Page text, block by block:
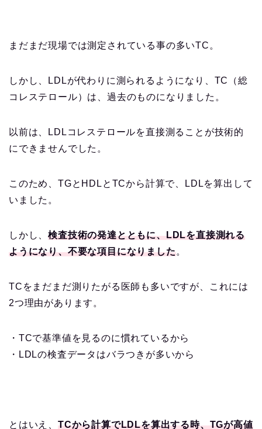
まだまだ現場では測定されている事の多いTC。
しかし、LDLが代わりに測られるようになり、TC（総
コレステロール）は、過去のものになりました。
以前は、LDLコレステロールを直接測ることが技術的
にできませんでした。
このため、TGとHDLとTCから計算で、LDLを算出して
いました。
しかし、検査技術の発達とともに、LDLを直接測れる
ようになり、不要な項目になりました。
TCをまだまだ測りたがる医師も多いですが、これには
2つ理由があります。
・TCで基準値を見るのに慣れているから
・LDLの検査データはバラつきが多いから
とはいえ、 TCから計算でLDLを算出する時、TGが高値